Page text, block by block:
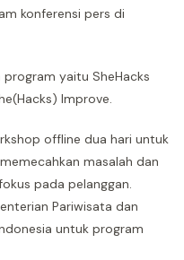
konferensi pers di
yaitu SheHacks
Improve.
offline dua hari untuk
masalah dan
pada pelanggan.
Pariwisata dan
untuk program